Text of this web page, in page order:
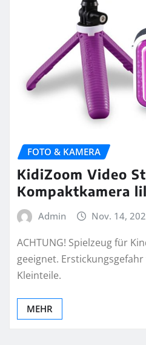
FOTO & KAMERA
KidiZoom Video
Kompaktkamera
Admin Nov. 14,
ACHTUNG! Spielzeug für
geeignet.
Kleinteile.
MEHR